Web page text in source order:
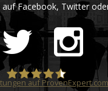
auf Facebook, Twitter
auf ProvenExpert.com